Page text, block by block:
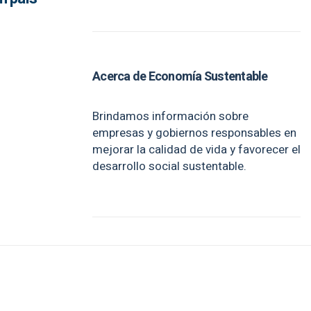
Acerca de Economía Sustentable
Brindamos información sobre
empresas y gobiernos responsables en
mejorar la calidad de vida y favorecer el
desarrollo social sustentable.